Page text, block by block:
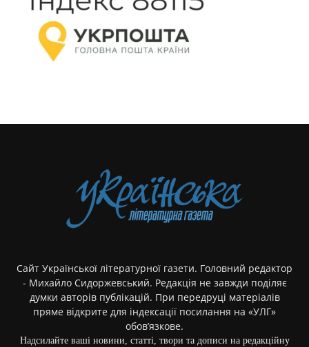
Сайт Української літературної газети. Головний редактор
- Михайло Сидоржевський. Редакція не завжди поділяє
думки авторів публікацій. При передруці матеріалів
пряме відкрите для індексації посилання на «УЛГ»
обов’язкове.
Надсилайте ваші новини, статті, твори та дописи на редакційну